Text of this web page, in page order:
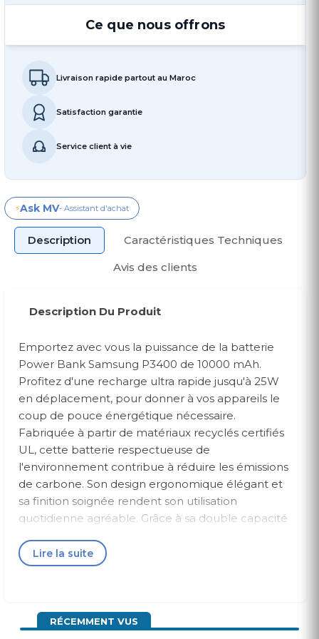
Ce que nous offrons
Livraison rapide partout au Maroc
Satisfaction garantie
Service client à vie
⚡Ask MV- Assistant d'achat
Description
Caractéristiques Techniques
Avis des clients
Description Du Produit
Emportez avec vous la puissance de la batterie
Power Bank Samsung P3400 de 10000 mAh.
Profitez d'une recharge ultra rapide jusqu'à 25W
en déplacement, pour donner à vos appareils le
coup de pouce énergétique nécessaire.
Fabriquée à partir de matériaux recyclés certifiés
UL, cette batterie respectueuse de
l'environnement contribue à réduire les émissions
de carbone. Son design ergonomique élégant et
sa finition soignée rendent son utilisation
quotidienne agréable. Grâce à sa double capacité
deux appareils. Compatible avec divers dispositifs,
elle est l'accessoire indispensable pour votre
Samsung P3400 de 10000 mAh. Profitez d'une
Lire la suite
RÉCEMMENT VUS